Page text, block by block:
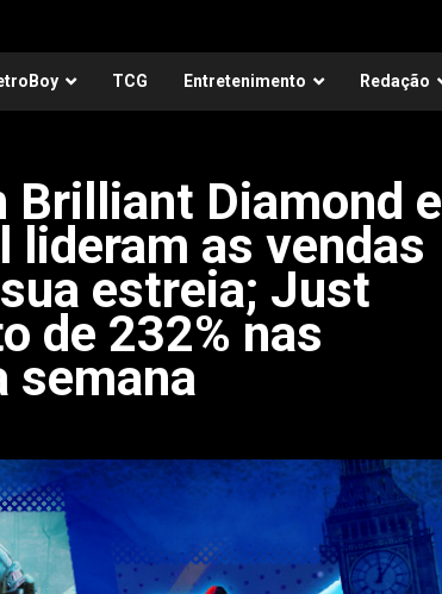
TCG Entretenimento Redação
Brilliant Diamond e
lideram as vendas
estreia; Just
de 232% nas
semana